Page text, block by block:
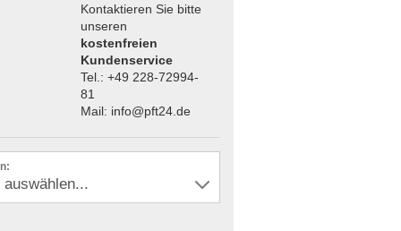
Kontaktieren Sie bitte
unseren
kostenfreien
Kundenservice
Tel.: +49 228-72994-
81
Mail: info@pft24.de